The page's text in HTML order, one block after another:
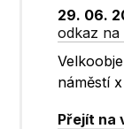
29. 06.
odkaz na
náměstí
Přejít na